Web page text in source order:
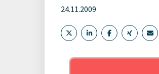
24.11.2009